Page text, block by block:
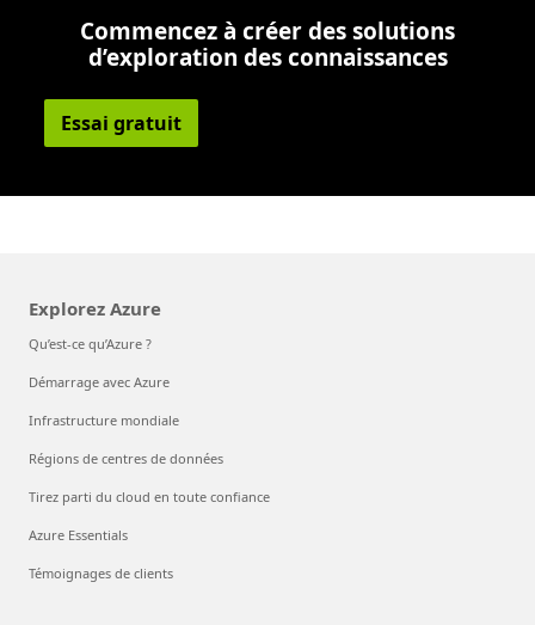
Commencez à créer des solutions
d’exploration des connaissances
Essai gratuit
Explorez Azure
Qu’est-ce qu’Azure ?
Démarrage avec Azure
Infrastructure mondiale
Régions de centres de données
Tirez parti du cloud en toute confiance
Azure Essentials
Témoignages de clients